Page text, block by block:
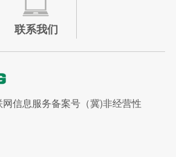
联系我们
信息服务备案号（冀)非经营性